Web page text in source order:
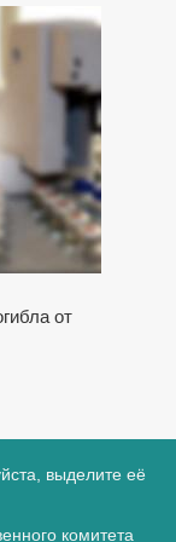
от
выделите её
комитета